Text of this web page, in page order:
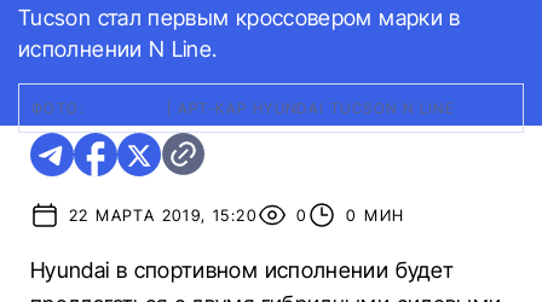
Tucson стал первым кроссовером марки в
исполнении N Line.
ФОТО: АРТ-КАР HYUNDAI TUCSON N LINE
22 МАРТА 2019, 15:20 0 0 МИН
Hyundai в спортивном исполнении будет